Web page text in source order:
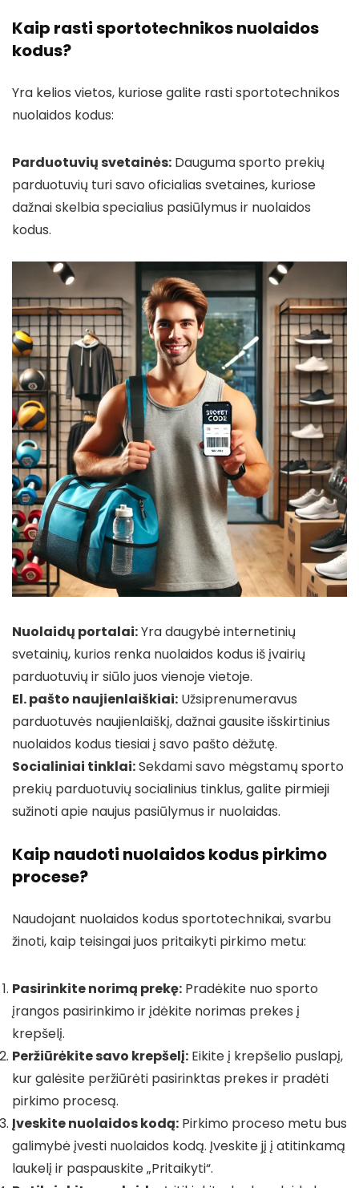
Kaip rasti sportotechnikos nuolaidos
kodus?
Yra kelios vietos, kuriose galite rasti sportotechnikos
nuolaidos kodus:
Parduotuvių svetainės: Dauguma sporto prekių
parduotuvių turi savo oficialias svetaines, kuriose
dažnai skelbia specialius pasiūlymus ir nuolaidos
kodus.
Nuolaidų portalai:Yra daugybė internetinių
svetainių, kurios renka nuolaidos kodus iš įvairių
parduotuvių ir siūlo juos vienoje vietoje.
El. pašto naujienlaiškiai: Užsiprenumeravus
parduotuvės naujienlaiškį, dažnai gausite išskirtinius
nuolaidos kodus tiesiai į savo pašto dėžutę.
Socialiniai tinklai:Sekdami savo mėgstamų sporto
prekių parduotuvių socialinius tinklus, galite pirmieji
sužinoti apie naujus pasiūlymus ir nuolaidas.
Kaip naudoti nuolaidos kodus pirkimo
procese?
Naudojant nuolaidos kodus sportotechnikai, svarbu
žinoti, kaip teisingai juos pritaikyti pirkimo metu:
Pasirinkite norimą prekę: Pradėkite nuo sporto
įrangos pasirinkimo ir įdėkite norimas prekes į
krepšelį.
Peržiūrėkite savo krepšelį: Eikite į krepšelio puslapį,
kur galėsite peržiūrėti pasirinktas prekes ir pradėti
pirkimo procesą.
Įveskite nuolaidos kodą: Pirkimo proceso metu bus
galimybė įvesti nuolaidos kodą. Įveskite jį į atitinkamą
laukelį ir paspauskite „Pritaikyti“.